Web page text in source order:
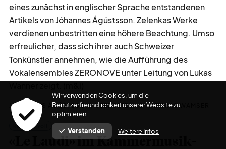
eines zunächst in englischer Sprache entstandenen
Artikels von Jóhannes Ágústsson. Zelenkas Werke
verdienen unbestritten eine höhere Beachtung. Umso
erfreulicher, dass sich ihrer auch Schweizer
Tonkünstler annehmen, wie die Aufführung des
Vokalensembles ZERONOVE unter Leitung von Lukas
JÓHANNES ÁGÚSTSSON, ÜBERSETZUNG MATTHIAS WAMSER
klang voll
«Le Laudi» im Kammermusik-
Wir verwenden Cookies, um die
Benutzerfreundlichkeit unserer Website zu
optimieren.
Verstanden Weitere Infos